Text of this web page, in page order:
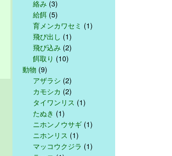
絡み (3)
給餌 (5)
育メンカワセミ (1)
飛び出し (1)
飛び込み (2)
餌取り (10)
動物 (9)
アザラシ (2)
カモシカ (2)
タイワンリス (1)
たぬき (1)
ニホンノウサギ (1)
ニホンリス (1)
マッコウクジラ (1)